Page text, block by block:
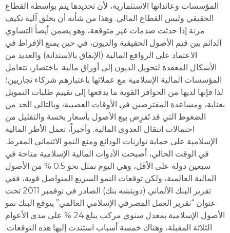
المؤسسات وعائداتھا الاستثمارية، لأن تحديدھا يتم بواسطة القطاع
الحقيقي وليس القطاع المالي. وھذا من شأنه أن يخلق آلية تكيف
مرنة إذا حدثت صدمات غير متوقعة، وھو يضمن أيضاً التساوي
الدائم بين قيم الأصول الحقيقية والديون، في حين يمنع الإفراط في
الاعتماد على الروافع المالية (الإنفاق بالاستدانة) والعديد من
الأشكال المعقدة لتحويل الديون إلى أوراق مالية. باختصار، تتعامل
المؤسسات المالية الإسلامية مع عملائھا باعتبارھم شركاء تجاريين؛
لذا فإنھا لديھا من الحوافز القوية ما يدفعھا إلى تقييم طلبات التمويل
بعناية، ومساعدة المقترضين في الأوقات العصيبة، وبالتالي الحد من
الضغوط التي قد تَفرِض بيع الأصول بأسعار بخسة والتقليل من
احتمالات انتقال العدوى المالية. وأخيراً، تعمل الأطر المالية
الإسلامية على حماية توازنات الودائع ومنع النمو الائتماني المفرط.
في الوقت الحالي، أصبحت الأدوات المالية الإسلامية متاحة في
سبعين دولة على الأقل، وھي اليوم تمثل نحو 0.5 % من الأصول
المالية العالمية، ولكن توقعات النمو السريع المتواصل قوية، ففي
تقرير البنك الألماني (دويتشه بنك) الصادر في نوفمبر 2011 تحت
عنوان “تقرير العمل المصرفي الإسلامي العالمي” يتوقع البنك نمو
الأصول الإسلامية بمعدل سنوي مركب يبلغ 24 % على مدى الأعوام
الثلاثة المقبلة، وھناك خمسة أسباب استندت إليھا ھذه التوقعات: